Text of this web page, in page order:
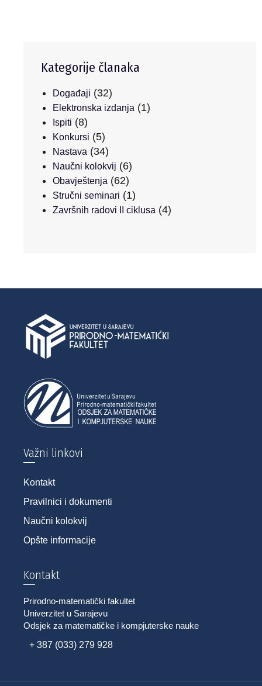
Kategorije članaka
Događaji (32)
Elektronska izdanja (1)
Ispiti (8)
Konkursi (5)
Nastava (34)
Naučni kolokvij (6)
Obavještenja (62)
Stručni seminari (1)
Završnih radovi II ciklusa (4)
Važni linkovi
Kontakt
Pravilnici i dokumenti
Naučni kolokvij
Opšte informacije
Kontakt
Prirodno-matematički fakultet
Univerzitet u Sarajevu
Odsjek za matematičke i kompjuterske nauke
+ 387 (033) 279 928